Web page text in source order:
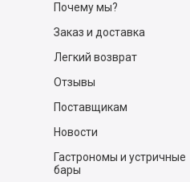
Почему мы?
Заказ и доставка
Легкий возврат
Отзывы
Поставщикам
Новости
Гастрономы и устричные
бары